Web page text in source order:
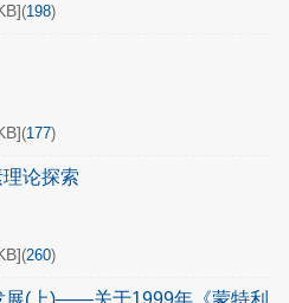
](198)
](177)
论探索
](260)
展(上)——关于1999年《蒙特利